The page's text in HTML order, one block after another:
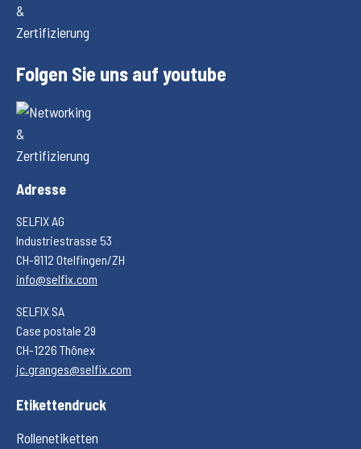
Folgen Sie uns auf youtube
Adresse
SELFIX AG
Industriestrasse 53
CH-8112 Otelfingen/ZH
info@selfix.com
SELFIX SA
Case postale 29
CH-1226 Thônex
jc.granges@selfix.com
Etikettendruck
Rollenetiketten